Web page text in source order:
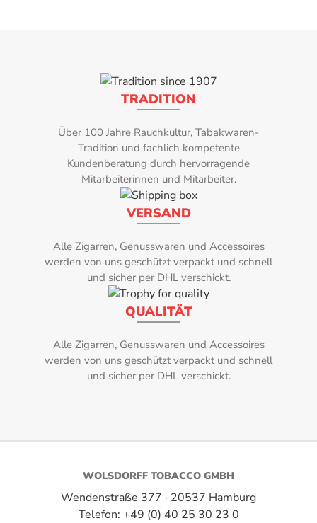
anspricht, sondern auch für jene, die auf der Suche nach einer
raffinierten und fruchtigen Tabakkomposition sind, die ihre
Pfeifenmomente zu etwas Besonderem macht.
Aromatisierung Intensität:
Stärke:
Noch keine Bewertung verfügbar!
TRADITION
Über 100 Jahre Rauchkultur, Tabakwaren-
Tradition und fachlich kompetente
Kundenberatung durch hervorragende
Mitarbeiterinnen und Mitarbeiter.
VERSAND
Alle Zigarren, Genusswaren und Accessoires
werden von uns geschützt verpackt und schnell
und sicher per DHL verschickt.
QUALITÄT
Alle Zigarren, Genusswaren und Accessoires
werden von uns geschützt verpackt und schnell
und sicher per DHL verschickt.
WOLSDORFF TOBACCO GMBH
Wendenstraße 377 · 20537 Hamburg
Telefon: +49 (0) 40 25 30 23 0